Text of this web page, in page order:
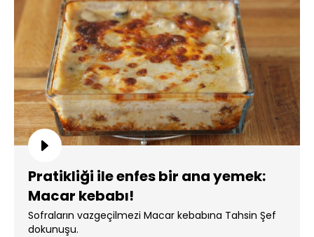
Pratikliği ile enfes bir ana yemek:
Macar kebabı!
Sofraların vazgeçilmezi Macar kebabına Tahsin Şef
dokunuşu.